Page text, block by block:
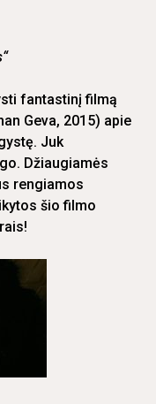
fantastinį filmą
Geva, 2015) apie
Juk
Džiaugiamės
rengiamos
šio filmo